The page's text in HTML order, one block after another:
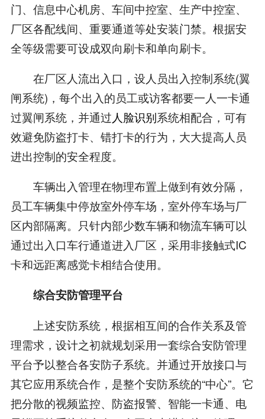
门、信息中心机房、车间中控室、生产中控室、
厂区各配线间、重要通道等处安装门禁。根据安
全等级需要可设成双向刷卡和单向刷卡。
在厂区人流出入口，设人员出入控制系统(翼
闸系统)，每个出入的员工或访客都要一人一卡通
过翼闸系统，并通过人脸识别系统相配合，可有
效避免防盗打卡、错打卡的行为，大大提高人员
进出控制的安全程度。
车辆出入管理在物理布置上做到有效分隔，
员工车辆集中停放室外停车场，室外停车场与厂
区内部隔离。只针内部少数车辆和物流车辆可以
通过出入口车行通道进入厂区，采用非接触式IC
卡和远距离感觉卡相结合使用。
综合安防管理平台
上述安防系统，根据相互间的合作关系及管
理需求，设计之初就规划采用一套综合安防管理
平台予以整合各安防子系统。并通过开放接口与
其它应用系统合作，是整个安防系统的“中心”。它
把分散的视频监控、防盗报警、智能一卡通、电